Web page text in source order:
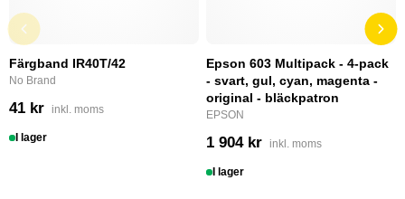
Färgband IR40T/42
No Brand
41 kr inkl. moms
I lager
Epson 603 Multipack - 4-pack
- svart, gul, cyan, magenta -
original - bläckpatron
EPSON
1 904 kr inkl. moms
I lager